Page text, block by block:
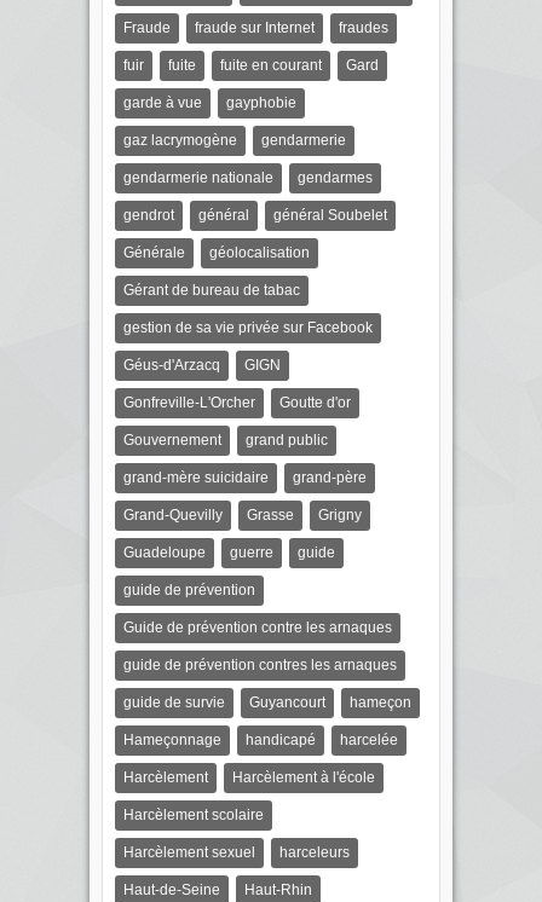
Fraude fraude sur Internet fraudes
fuir fuite fuite en courant Gard
garde à vue gayphobie
gaz lacrymogène gendarmerie
gendarmerie nationale gendarmes
gendrot général général Soubelet
Générale géolocalisation
Gérant de bureau de tabac
gestion de sa vie privée sur Facebook
Géus-d'Arzacq GIGN
Gonfreville-L'Orcher Goutte d'or
Gouvernement grand public
grand-mère suicidaire grand-père
Grand-Quevilly Grasse Grigny
Guadeloupe guerre guide
guide de prévention
Guide de prévention contre les arnaques
guide de prévention contres les arnaques
guide de survie Guyancourt hameçon
Hameçonnage handicapé harcelée
Harcèlement Harcèlement à l'école
Harcèlement scolaire
Harcèlement sexuel harceleurs
Haut-de-Seine Haut-Rhin